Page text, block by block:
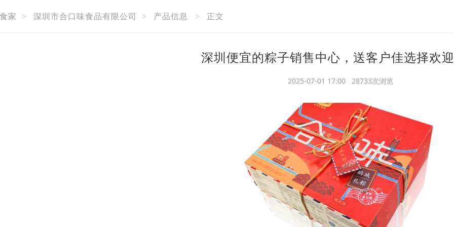
家 > 深圳市合口味食品有限公司 > 产品信息 > 正文
深圳便宜的粽子销售中心，送客户佳选择欢
2025-07-01 17:00 28733次浏览